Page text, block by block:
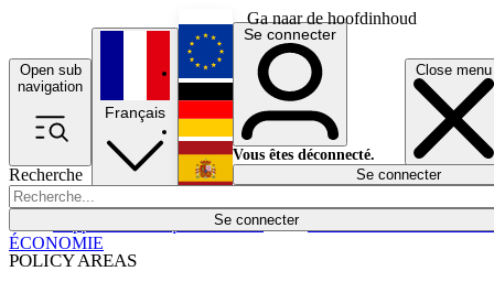
Ga naar de hoofdinhoud
Open sub
navigation
Close menu
Recherche
Se connecter
POLICY AREAS
Économie
Français
English
Deutsch
Español
Se connecter
Vous êtes déconnecté.
Se connecter
ÉCONOMIE